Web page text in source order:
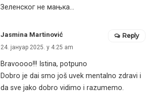
Зеленског не мањка…
Jasmina Martinović
24. јануар 2025. у 4:25 am
Bravoooo!!! Istina, potpuno
Dobro je dai smo još uvek mentalno zdravi i
da sve jako dobro vidimo i razumemo.
Reply